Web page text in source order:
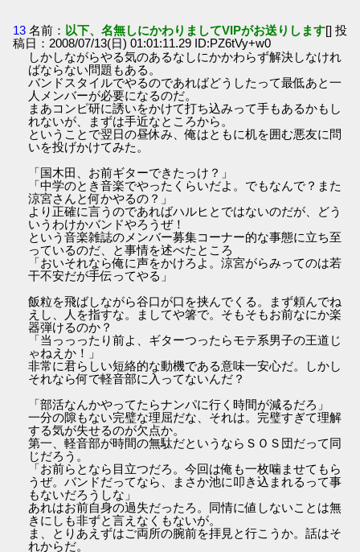
13 名前： 以下、名無しにかわりましてVIPがお送りします[] 投
稿日：2008/07/13(日) 01:01:11.29 ID:PZ6tVy+w0
しかしながらやる気のあるなしにかかわらず解決しなけれ
ばならない問題もある。
バンドスタイルでやるのであればどうしたって最低あと一
人メンバーが必要になるのだ。
まあコンピ研に誘いをかけて打ち込みって手もあるかもし
れないが、まずは手近なところから。
ということで翌日の昼休み、俺はともに机を囲む悪友に問
いを投げかけてみた。
「国木田、お前ギターできたっけ？」
「中学のとき音楽でやったくらいだよ。でもなんで？また
涼宮さんと何かやるの？」
より正確に言うのであればハルヒとではないのだが、どう
いうわけかバンドやろうぜ！
という音楽雑誌のメンバー募集コーナー的な事態に立ち至
っているのだ、と事情を述べたところ
「おいそれなら俺に声をかけろよ。涼宮がらみってのは若
干不安だが手伝ってやる」
飯粒を飛ばしながら谷口が口を挟んでくる。まず頼んでね
えし、人を指すな。ましてや箸で。そもそもお前なにか楽
器弾けるのか？
「当っっったり前よ、ギターつったらモテ系男子の王道じ
ゃねえか！」
非常に君らしい短絡的な動機である意味一安心だ。しかし
それなら何で軽音部に入ってないんだ？
「部活なんかやってたらナンパに行く時間が減るだろ」
一分の隙もない完璧な理屈だな、それは。完璧すぎて理解
する気が失せるのが欠点か。
第一、軽音部が時間の無駄だというならＳＯＳ団だって同
じだろう。
「お前らとなら目立つだろ。今回は俺も一枚噛ませてもら
うぜ。バンドだってなら、まさか池に叩き込まれるって事
もないだろうしな」
あれはお前自身の過失だったろ。同情に値しないことは無
きにしも非ずと言えなくもないが。
ま、とりあえずはご両所の腕前を拝見と行こうか。話はそ
れからだ。